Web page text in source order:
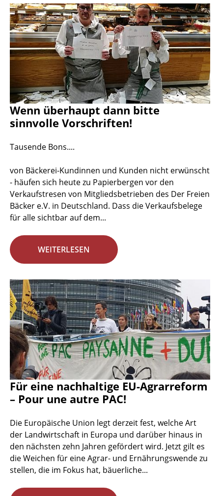
Wenn überhaupt dann bitte
sinnvolle Vorschriften!
Tausende Bons....
von Bäckerei-Kundinnen und Kunden nicht erwünscht
- häufen sich heute zu Papierbergen vor den
Verkaufstresen von Mitgliedsbetrieben des Der Freien
Bäcker e.V. in Deutschland. Dass die Verkaufsbelege
für alle sichtbar auf dem...
WEITERLESEN
Für eine nachhaltige EU-Agrarreform
– Pour une autre PAC!
Die Europäische Union legt derzeit fest, welche Art
der Landwirtschaft in Europa und darüber hinaus in
den nächsten zehn Jahren gefördert wird. Jetzt gilt es
die Weichen für eine Agrar- und Ernährungswende zu
stellen, die im Fokus hat, bäuerliche...